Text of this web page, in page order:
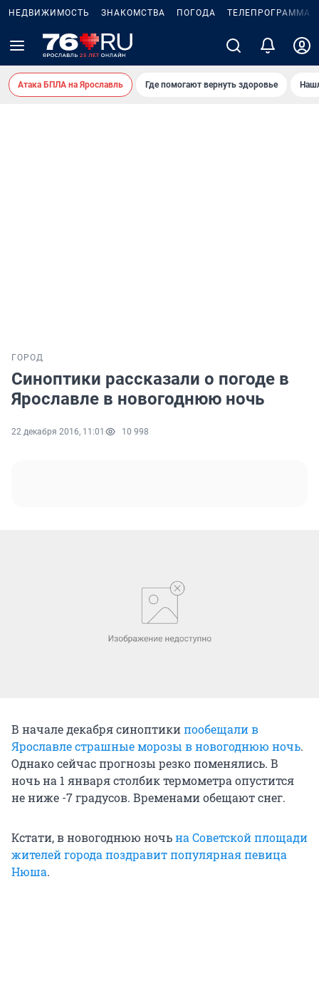
НЕДВИЖИМОСТЬ ЗНАКОМСТВА ПОГОДА ТЕЛЕПРОГРАММА
Атака БПЛА на Ярославль Где помогают вернуть здоровье
ГОРОД
Синоптики рассказали о погоде в
Ярославле в новогоднюю ночь
22 декабря 2016, 11:01 10 998
В начале декабря синоптикипообещали в
Ярославле страшные морозы в новогоднюю ночь.
Однако сейчас прогнозы резко поменялись. В
ночь на 1 января столбик термометра опустится
не ниже -7 градусов. Временами обещают снег.
Кстати, в новогоднюю ночьна Советской площади
жителей города поздравит популярная певица
Нюша.